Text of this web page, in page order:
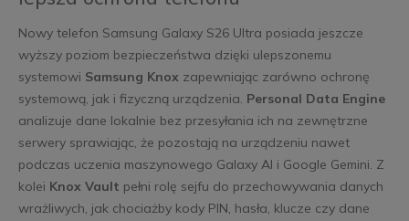
Nowy telefon Samsung Galaxy S26 Ultra posiada jeszcze
wyższy poziom bezpieczeństwa dzięki ulepszonemu
systemowi Samsung Knoxzapewniając zarówno ochronę
systemową, jak i fizyczną urządzenia. Personal Data Engine
analizuje dane lokalnie bez przesyłania ich na zewnętrzne
serwery sprawiając, że pozostają na urządzeniu nawet
podczas uczenia maszynowego Galaxy AI i Google Gemini. Z
kolei Knox Vault pełni rolę sejfu do przechowywania danych
wrażliwych, jak chociażby kody PIN, hasła, klucze czy dane